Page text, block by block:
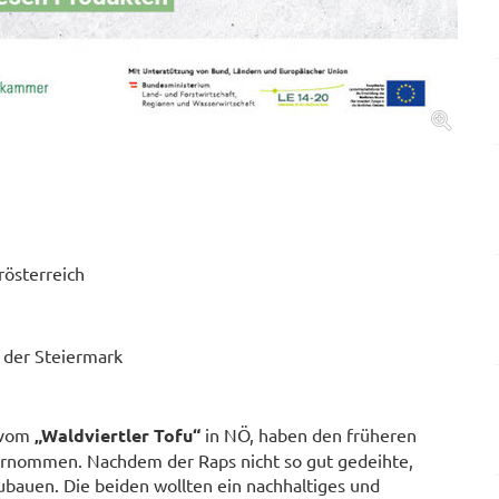
Steiermark
„Waldviertler Tofu“ in NÖ, haben den früheren
Nachdem der Raps nicht so gut gedeihte,
Die beiden wollten ein nachhaltiges und